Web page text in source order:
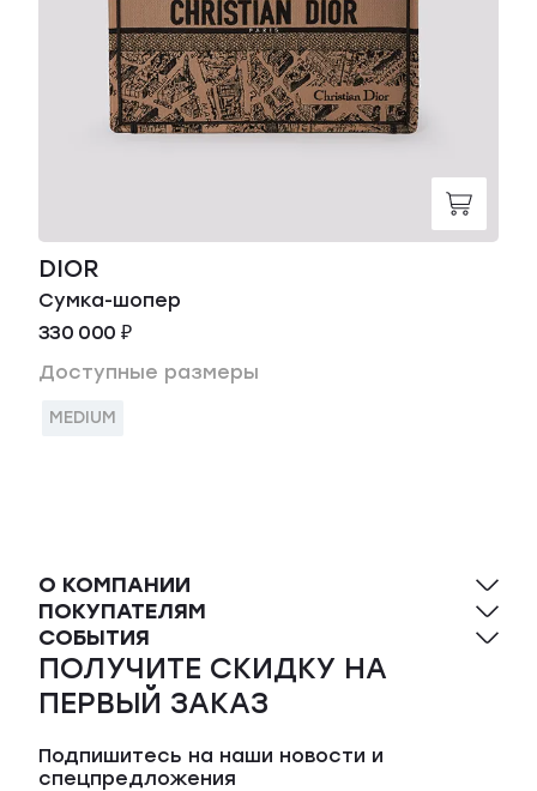
DIOR
Сумка-шопер
330 000 ₽
Доступные размеры
MEDIUM
О КОМПАНИИ
ПОКУПАТЕЛЯМ
СОБЫТИЯ
ПОЛУЧИТЕ СКИДКУ НА
ПЕРВЫЙ ЗАКАЗ
Подпишитесь на наши новости и
спецпредложения